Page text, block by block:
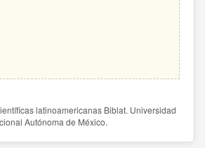
latinoamericanas Biblat. Universidad
Autónoma de México.